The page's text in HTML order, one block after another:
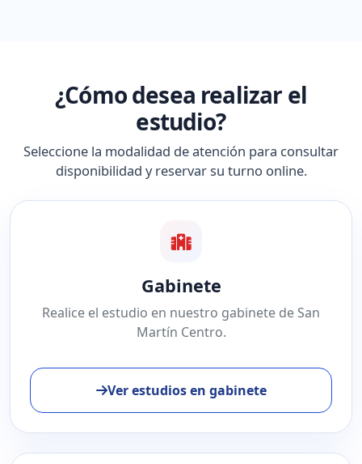
¿Cómo desea realizar el
estudio?
Seleccione la modalidad de atención para consultar
disponibilidad y reservar su turno online.
Gabinete
Realice el estudio en nuestro gabinete de San
Martín Centro.
Ver estudios en gabinete